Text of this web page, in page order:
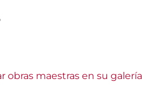
obras maestras en su galería